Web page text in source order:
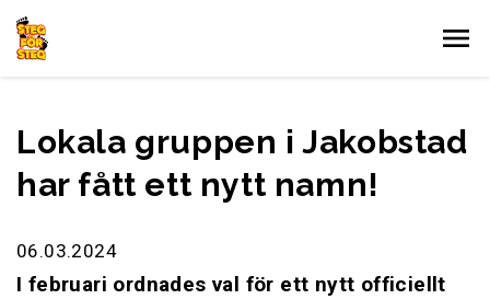
Gå till innehållet
Lokala gruppen i Jakobstad
har fått ett nytt namn!
06.03.2024
I februari ordnades val för ett nytt officiellt